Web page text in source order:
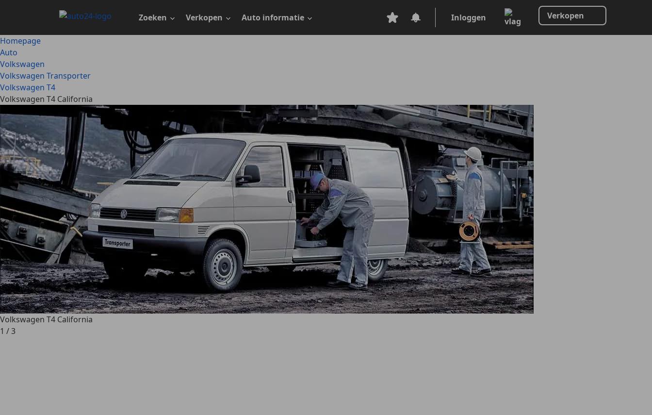
Zoeken Verkopen Auto informatie Inloggen Verkopen
Homepage
Auto
Volkswagen
Volkswagen Transporter
Volkswagen T4
Volkswagen T4 California
Volkswagen T4 California
1 /3